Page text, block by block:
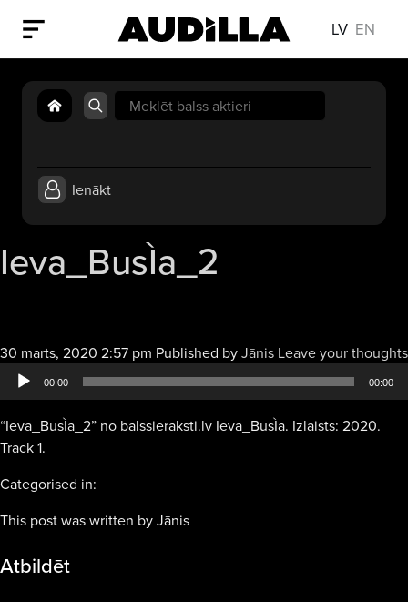
LV EN
Search
for:
Ienākt
Ieva_BusÌa_2
30 marts, 2020 2:57 pm Published byJānis Leave your thoughts
00:00 00:00
“Ieva_BusÌa_2” no balssieraksti.lv Ieva_BusÌa. Izlaists: 2020.
Track 1.
Categorised in:
This post was written by Jānis
Atbildēt